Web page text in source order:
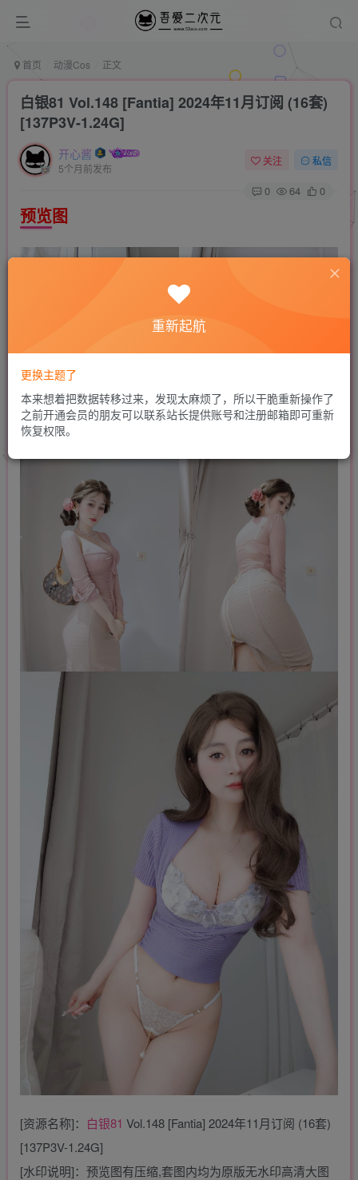
首页 动漫Cos 正文
白银81 Vol.148 [Fantia] 2024年11月订阅 (16套)
[137P3V-1.24G]
开心酱
5个月前发布
关注 私信
0 64 0
预览图
[资源名称]： 白银81 Vol.148 [Fantia] 2024年11月订阅 (16套)
[137P3V-1.24G]
[水印说明]：预览图有压缩,套图内均为原版无水印高清大图
重新起航
更换主题了
本来想着把数据转移过来，发现太麻烦了，所以干脆重新操作了
之前开通会员的朋友可以联系站长提供账号和注册邮箱即可重新
恢复权限。